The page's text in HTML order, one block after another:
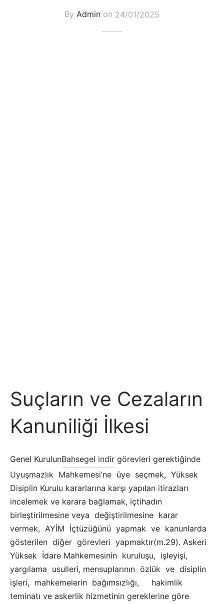
By Admin on 24/01/2025
Suçların ve Cezaların
Kanuniliği İlkesi
Genel KurulunBahsegel indir görevleri gerektiğinde
Uyuşmazlık Mahkemesi’ne üye seçmek, Yüksek
Disiplin Kurulu kararlarına karşı yapılan itirazları
incelemek ve karara bağlamak, içtihadın
birleştirilmesine veya değiştirilmesine karar
vermek, AYİM İçtüzüğünü yapmak ve kanunlarda
gösterilen diğer görevleri yapmaktır(m.29). Askeri
Yüksek İdare Mahkemesinin kuruluşu, işleyişi,
yargılama usulleri, mensuplarının özlük ve disiplin
işleri, mahkemelerin bağımsızlığı, hakimlik
teminatı ve askerlik hizmetinin gereklerine göre